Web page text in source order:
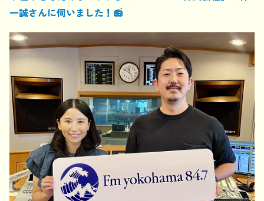
一誠さんに伺いました！📻